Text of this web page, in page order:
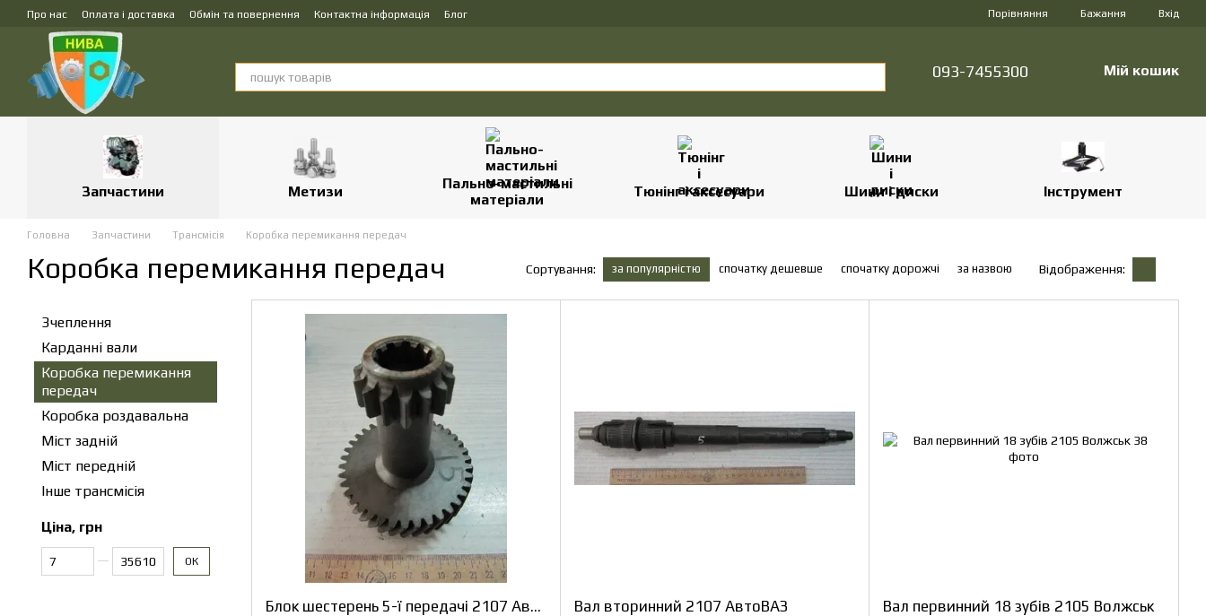
Перейти до основного контенту
Про нас Оплата і доставка Обмін та повернення Контактна інформація Блог Порівняння Бажання Вхід
093-7455300 Мій кошик
Запчастини Метизи
Пально-мастильні
матеріали
Тюнінг і аксесуари Шини і диски Інструмент
Головна Запчастини Трансмісія Коробка перемикання передач
Коробка перемикання передач Сортування: за популярністю спочатку дешевше спочатку дорожчі за назвою Відображення:
Блок шестерень 5-ї передачі 2107 АвтоВАЗ
Вал вторинний 2107 АвтоВАЗ
Вал первинний 18 зубів 2105 Волжськ
Зчеплення
Карданні вали
Коробка перемикання
передач
Коробка роздавальна
Міст задній
Міст передній
Інше трансмісія
Ціна, грн
ОК